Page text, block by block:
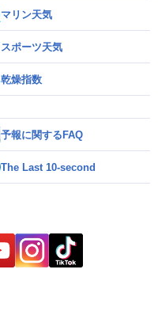
マリン天気
スポーツ天気
乾燥指数
予報に関するFAQ
The Last 10-second